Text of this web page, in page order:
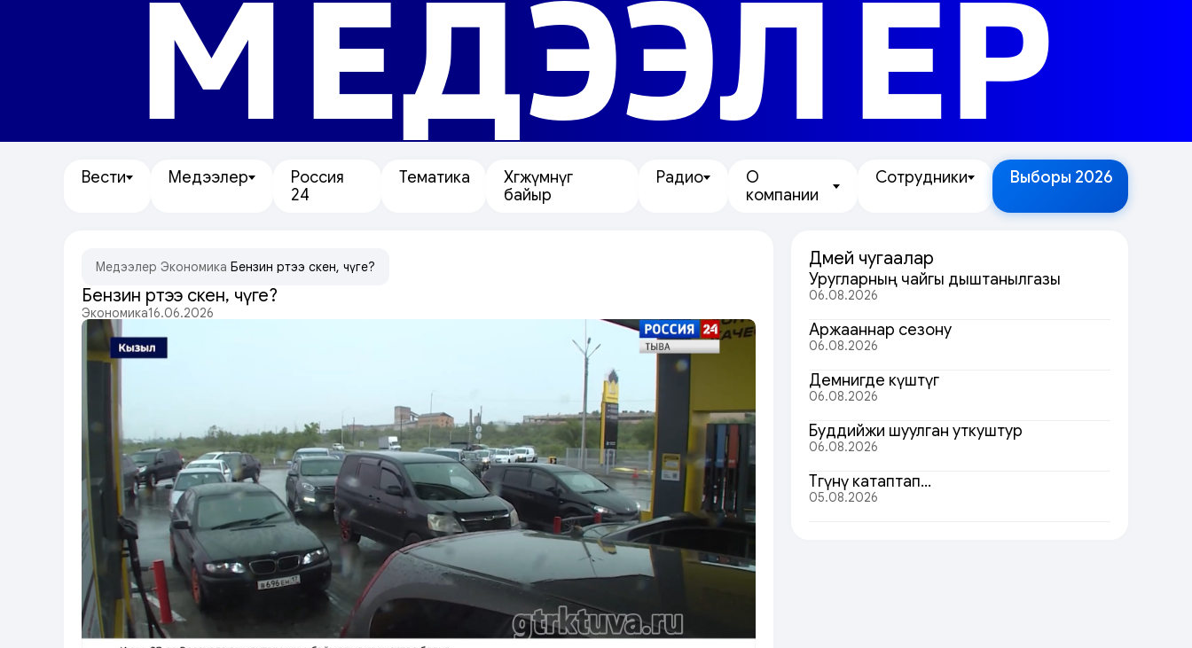
МЕДЭЭЛЕР
Вести Медээлер
Россия
24
Тематика
Хөгжүмнүг
байыр
Радио
О
компании
Сотрудники Выборы 2026
Медээлер Экономика Бензин өртээ өскен, чүге?
Бензин өртээ өскен, чүге?
Экономика16.06.2026
Дөмей чугаалар
Уругларның чайгы дыштанылгазы
06.08.2026
Аржааннар сезону
06.08.2026
Демнигде күштүг
06.08.2026
Буддийжи шуулган уткуштур
06.08.2026
Төөгүнү катаптап…
05.08.2026